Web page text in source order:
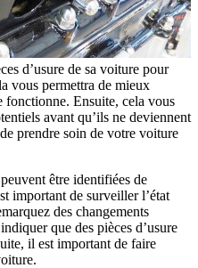
d’usure de sa voiture pour
vous permettra de mieux
Ensuite, cela vous
avant qu’ils ne deviennent
prendre soin de votre voiture
être identifiées de
important de surveiller l’état
des changements
que des pièces d’usure
il est important de faire